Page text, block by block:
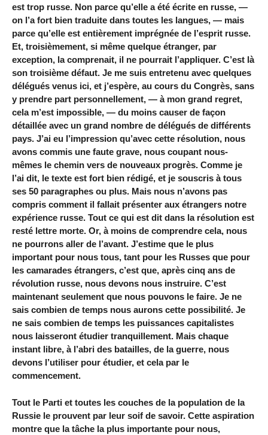
est trop russe. Non parce qu’elle a été écrite en russe, —
on l’a fort bien traduite dans toutes les langues, — mais
parce qu’elle est entièrement imprégnée de l’esprit russe.
Et, troisièmement, si même quelque étranger, par
exception, la comprenait, il ne pourrait l’appliquer. C’est là
son troisième défaut. Je me suis entretenu avec quelques
délégués venus ici, et j’espère, au cours du Congrès, sans
y prendre part personnellement, — à mon grand regret,
cela m’est impossible, — du moins causer de façon
détaillée avec un grand nombre de délégués de différents
pays. J’ai eu l’impression qu’avec cette résolution, nous
avons commis une faute grave, nous coupant nous-
mêmes le chemin vers de nouveaux progrès. Comme je
l’ai dit, le texte est fort bien rédigé, et je souscris à tous
ses 50 paragraphes ou plus. Mais nous n’avons pas
compris comment il fallait présenter aux étrangers notre
expérience russe. Tout ce qui est dit dans la résolution est
resté lettre morte. Or, à moins de comprendre cela, nous
ne pourrons aller de l’avant. J’estime que le plus
important pour nous tous, tant pour les Russes que pour
les camarades étrangers, c’est que, après cinq ans de
révolution russe, nous devons nous instruire. C’est
maintenant seulement que nous pouvons le faire. Je ne
sais combien de temps nous aurons cette possibilité. Je
ne sais combien de temps les puissances capitalistes
nous laisseront étudier tranquillement. Mais chaque
instant libre, à l’abri des batailles, de la guerre, nous
devons l’utiliser pour étudier, et cela par le
commencement.
Tout le Parti et toutes les couches de la population de la
Russie le prouvent par leur soif de savoir. Cette aspiration
montre que la tâche la plus importante pour nous,